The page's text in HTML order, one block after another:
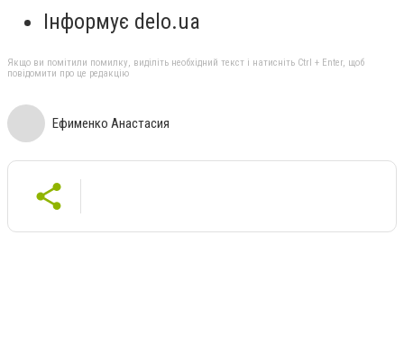
Інформує delo.ua
Якщо ви помітили помилку, виділіть необхідний текст і натисніть Ctrl + Enter, щоб
повідомити про це редакцію
Ефименко Анастасия